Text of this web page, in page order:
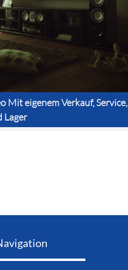
Mit eigenem Verkauf, Service,
Lager